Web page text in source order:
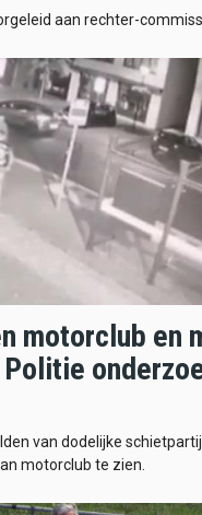
aan rechter-
motorclub en
van dodelijke
motorclub te zien.